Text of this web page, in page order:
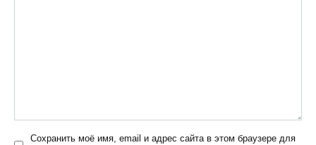
Сохранить моё имя, email и адрес сайта в этом браузере для